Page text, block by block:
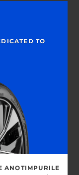
TO
ANOTIMPURILE